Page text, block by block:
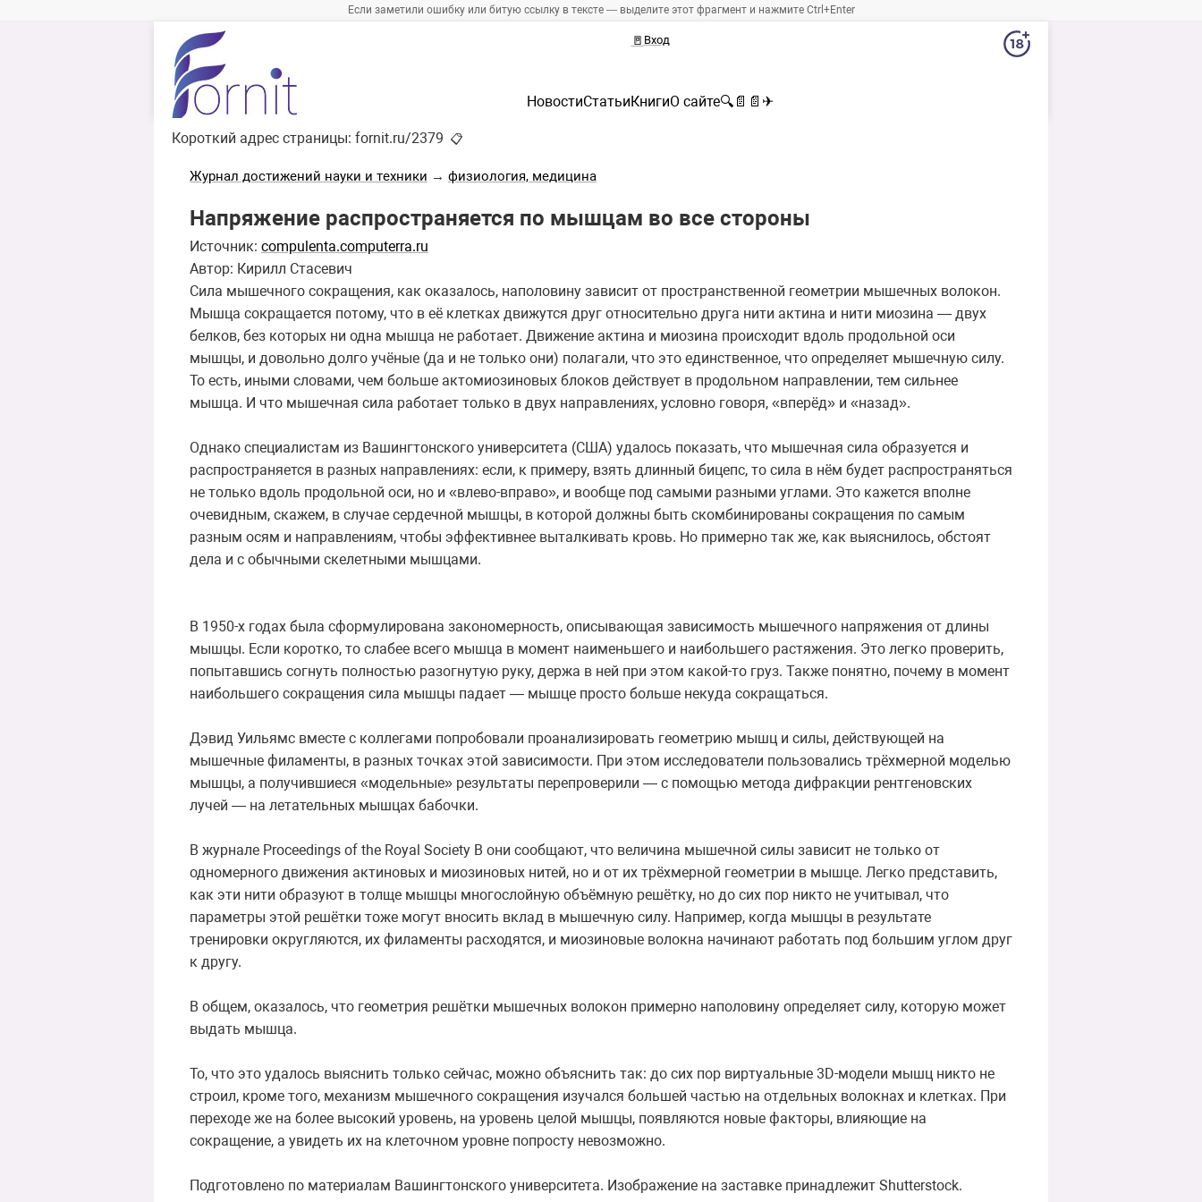
Если заметили ошибку или битую ссылку в тексте — выделите этот фрагмент и нажмите Ctrl+Enter
🚪 Вход
НовостиСтатьиКнигиО сайте🔍 📄 📄 ✈
Короткий адрес страницы: fornit.ru/2379 📋
Журнал достижений науки и техники → физиология, медицина
Напряжение распространяется по мышцам во все стороны
Источник: compulenta.computerra.ru
Автор: Кирилл Стасевич
Сила мышечного сокращения, как оказалось, наполовину зависит от пространственной геометрии мышечных волокон.
Мышца сокращается потому, что в её клетках движутся друг относительно друга нити актина и нити миозина — двух
белков, без которых ни одна мышца не работает. Движение актина и миозина происходит вдоль продольной оси
мышцы, и довольно долго учёные (да и не только они) полагали, что это единственное, что определяет мышечную силу.
То есть, иными словами, чем больше актомиозиновых блоков действует в продольном направлении, тем сильнее
мышца. И что мышечная сила работает только в двух направлениях, условно говоря, «вперёд» и «назад».
Однако специалистам из Вашингтонского университета (США) удалось показать, что мышечная сила образуется и
распространяется в разных направлениях: если, к примеру, взять длинный бицепс, то сила в нём будет распространяться
не только вдоль продольной оси, но и «влево-вправо», и вообще под самыми разными углами. Это кажется вполне
очевидным, скажем, в случае сердечной мышцы, в которой должны быть скомбинированы сокращения по самым
разным осям и направлениям, чтобы эффективнее выталкивать кровь. Но примерно так же, как выяснилось, обстоят
дела и с обычными скелетными мышцами.
В 1950-х годах была сформулирована закономерность, описывающая зависимость мышечного напряжения от длины
мышцы. Если коротко, то слабее всего мышца в момент наименьшего и наибольшего растяжения. Это легко проверить,
попытавшись согнуть полностью разогнутую руку, держа в ней при этом какой-то груз. Также понятно, почему в момент
наибольшего сокращения сила мышцы падает — мышце просто больше некуда сокращаться.
Дэвид Уильямс вместе с коллегами попробовали проанализировать геометрию мышц и силы, действующей на
мышечные филаменты, в разных точках этой зависимости. При этом исследователи пользовались трёхмерной моделью
мышцы, а получившиеся «модельные» результаты перепроверили — с помощью метода дифракции рентгеновских
лучей — на летательных мышцах бабочки.
В журнале Proceedings of the Royal Society B они сообщают, что величина мышечной силы зависит не только от
одномерного движения актиновых и миозиновых нитей, но и от их трёхмерной геометрии в мышце. Легко представить,
как эти нити образуют в толще мышцы многослойную объёмную решётку, но до сих пор никто не учитывал, что
параметры этой решётки тоже могут вносить вклад в мышечную силу. Например, когда мышцы в результате
тренировки округляются, их филаменты расходятся, и миозиновые волокна начинают работать под большим углом друг
к другу.
В общем, оказалось, что геометрия решётки мышечных волокон примерно наполовину определяет силу, которую может
выдать мышца.
То, что это удалось выяснить только сейчас, можно объяснить так: до сих пор виртуальные 3D-модели мышц никто не
строил, кроме того, механизм мышечного сокращения изучался большей частью на отдельных волокнах и клетках. При
переходе же на более высокий уровень, на уровень целой мышцы, появляются новые факторы, влияющие на
сокращение, а увидеть их на клеточном уровне попросту невозможно.
Подготовлено по материалам Вашингтонского университета. Изображение на заставке принадлежит Shutterstock.